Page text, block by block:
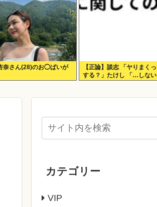
奈さん(28)のお◯ぱいが
【正論】談志 「ヤりまく
する？」たけし 「…しな
やっぱ」
カテゴリー
VIP